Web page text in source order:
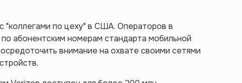
"коллегами по цеху" в США. Операторов в
абонентским номерам стандарта мобильной
внимание на охвате своими сетями